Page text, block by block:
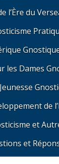
l’Ère du
les Dames
de
et
et